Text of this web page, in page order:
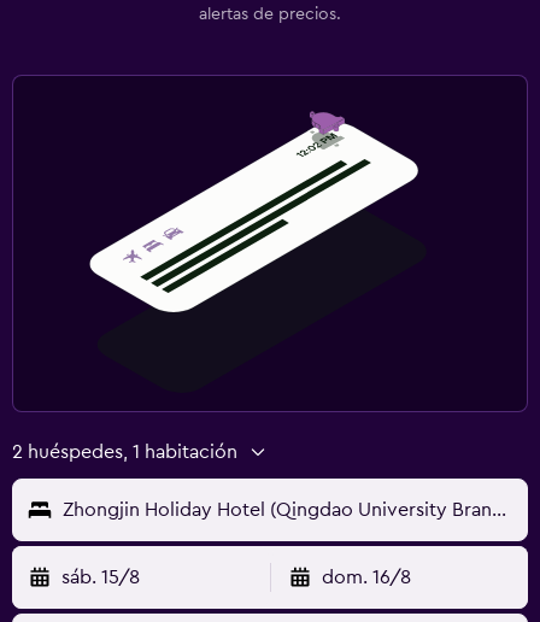
alertas de precios.
2 huéspedes, 1 habitación
Zhongjin Holiday Hotel (Qingdao University Branch)
sáb. 15/8 dom. 16/8